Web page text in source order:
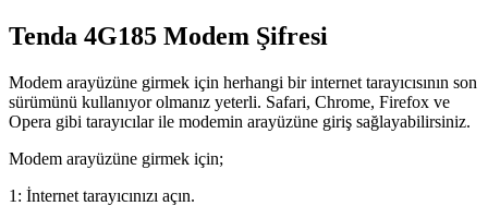
Tenda 4G185 Modem Şifresi
Modem arayüzüne girmek için herhangi bir internet tarayıcısının son
sürümünü kullanıyor olmanız yeterli. Safari, Chrome, Firefox ve
Opera gibi tarayıcılar ile modemin arayüzüne giriş sağlayabilirsiniz.
Modem arayüzüne girmek için;
1: İnternet tarayıcınızı açın.